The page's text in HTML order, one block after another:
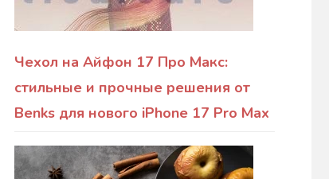
Чехол на Айфон 17 Про Макс:
стильные и прочные решения от
Benks для нового iPhone 17 Pro Max